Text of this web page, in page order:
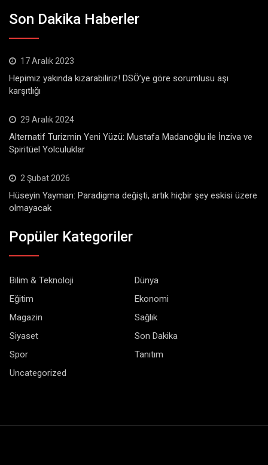
Son Dakika Haberler
17 Aralık 2023
Hepimiz yakında kızarabiliriz! DSÖ’ye göre sorumlusu aşı
karşıtlığı
29 Aralık 2024
Alternatif Turizmin Yeni Yüzü: Mustafa Madanoğlu ile İnziva ve
Spiritüel Yolculuklar
2 Şubat 2026
Hüseyin Yayman: Paradigma değişti, artık hiçbir şey eskisi üzere
olmayacak
Popüler Kategoriler
Bilim & Teknoloji
Dünya
Eğitim
Ekonomi
Magazin
Sağlık
Siyaset
Son Dakika
Spor
Tanıtım
Uncategorized